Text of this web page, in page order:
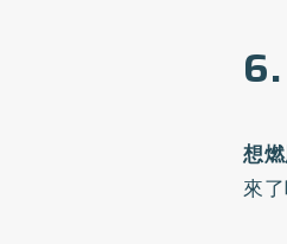
想
來了